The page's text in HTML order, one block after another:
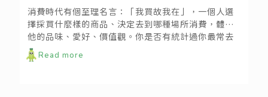
消費時代有個至理名言：「我買故我在」，一個人選
擇採買什麼樣的商品、決定去到哪種場所消費，體現
他的品味、愛好、價值觀。你是否有統計過你最常去
的商店、場所呢？城市中有不少凝聚強大綠色能量的
好所在，經常到訪，總能補充滿滿的綠色能量，不
Read more